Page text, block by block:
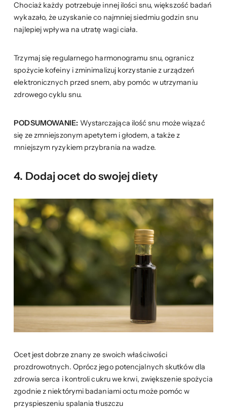
Chociaż każdy potrzebuje innej ilości snu, większość badań
wykazało, że uzyskanie co najmniej siedmiu godzin snu
najlepiej wpływa na utratę wagi ciała.
Trzymaj się regularnego harmonogramu snu, ogranicz
spożycie kofeiny i zminimalizuj korzystanie z urządzeń
elektronicznych przed snem, aby pomóc w utrzymaniu
zdrowego cyklu snu.
PODSUMOWANIE: Wystarczająca ilość snu może wiązać
się ze zmniejszonym apetytem i głodem, a także z
mniejszym ryzykiem przybrania na wadze.
4. Dodaj ocet do swojej diety
Ocet jest dobrze znany ze swoich właściwości
prozdrowotnych. Oprócz jego potencjalnych skutków dla
zdrowia serca i kontroli cukru we krwi, zwiększenie spożycia
zgodnie z niektórymi badaniami octu może pomóc w
przyspieszeniu spalania tłuszczu